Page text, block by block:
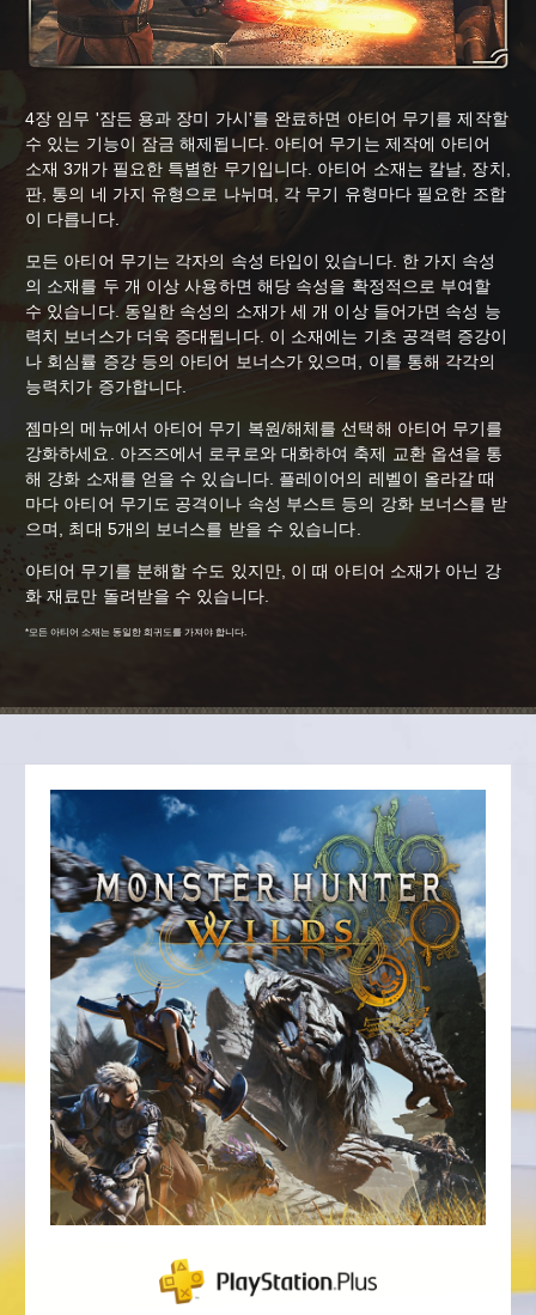
4장 임무 '잠든 용과 장미 가시'를 완료하면 아티어 무기를 제작할
수 있는 기능이 잠금 해제됩니다. 아티어 무기는 제작에 아티어
소재 3개가 필요한 특별한 무기입니다. 아티어 소재는 칼날, 장치,
판, 통의 네 가지 유형으로 나뉘며, 각 무기 유형마다 필요한 조합
이 다릅니다.
모든 아티어 무기는 각자의 속성 타입이 있습니다. 한 가지 속성
의 소재를 두 개 이상 사용하면 해당 속성을 확정적으로 부여할
수 있습니다. 동일한 속성의 소재가 세 개 이상 들어가면 속성 능
력치 보너스가 더욱 증대됩니다. 이 소재에는 기초 공격력 증강이
나 회심률 증강 등의 아티어 보너스가 있으며, 이를 통해 각각의
능력치가 증가합니다.
젬마의 메뉴에서 아티어 무기 복원/해체를 선택해 아티어 무기를
강화하세요. 아즈즈에서 로쿠로와 대화하여 축제 교환 옵션을 통
해 강화 소재를 얻을 수 있습니다. 플레이어의 레벨이 올라갈 때
마다 아티어 무기도 공격이나 속성 부스트 등의 강화 보너스를 받
으며, 최대 5개의 보너스를 받을 수 있습니다.
아티어 무기를 분해할 수도 있지만, 이 때 아티어 소재가 아닌 강
화 재료만 돌려받을 수 있습니다.
*모든 아티어 소재는 동일한 희귀도를 가져야 합니다.